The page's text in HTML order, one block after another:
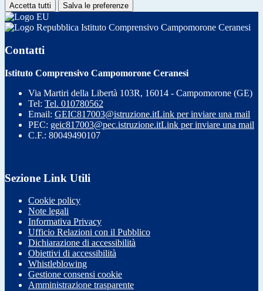
Accetta tutti Salva le preferenze
Istituto Comprensivo Campomorone Ceranesi
Contatti
Istituto Comprensivo Campomorone Ceranesi
Via Martiri della Libertà 103R, 16014 - Campomorone (GE)
Tel: Tel. 010780562
Email: GEIC817003@istruzione.itLink per inviare una mail
PEC: geic817003@pec.istruzione.itLink per inviare una mail
C.F.: 80049490107
Sezione Link Utili
Cookie policy
Note legali
Informativa Privacy
Ufficio Relazioni con il Pubblico
Dichiarazione di accessibilità
Obiettivi di accessibilità
Whistleblowing
Gestione consensi cookie
Amministrazione trasparente